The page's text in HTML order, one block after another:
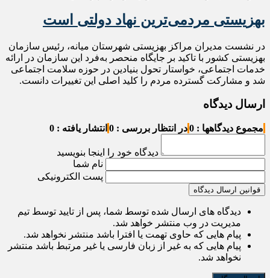
بهزیستی مردمی‌ترین نهاد دولتی است
در نشست مدیران مراکز بهزیستی شهرستان میانه، رئیس سازمان
بهزیستی کشور با تاکید بر جایگاه منحصر به‌فرد این سازمان در ارائه
خدمات اجتماعی، خواستار تحول بنیادین در حوزه سلامت اجتماعی
شد و مشارکت گسترده مردم را کلید اصلی این تغییرات دانست.
ارسال دیدگاه
مجموع دیدگاهها : 0 در انتظار بررسی : 0 انتشار یافته : 0
دیدگاه خود را اینجا بنویسید
نام شما
پست الکترونیکی
قوانین ارسال دیدگاه
دیدگاه های ارسال شده توسط شما، پس از تایید توسط تیم
مدیریت در وب منتشر خواهد شد.
پیام هایی که حاوی تهمت یا افترا باشد منتشر نخواهد شد.
پیام هایی که به غیر از زبان فارسی یا غیر مرتبط باشد منتشر
نخواهد شد.